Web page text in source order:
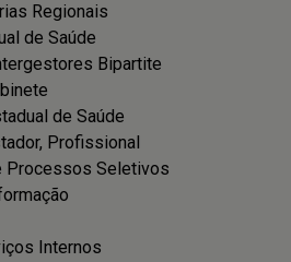
Regionais
de Saúde
Bipartite
de Saúde
Profissional
Processos Seletivos
Internos